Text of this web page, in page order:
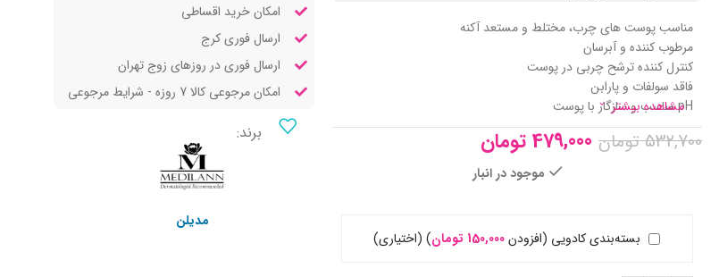
مناسب پوست های چرب، مختلط و مستعد آکنه
مرطوب کننده و آبرسان
کنترل کننده ترشح چربی در پوست
فاقد سولفات و پارابن
pH مناسب و سازگار با پوستمشاهده بیشتر
532,700 تومان 479,000 تومان
موجود در انبار
بسته‌بندی کادویی (افزودن150,000 تومان) (اختیاری)
امکان خرید اقساطی
ارسال فوری کرج
ارسال فوری در روزهای زوج تهران
امکان مرجوعی کالا 7 روزه - شرایط مرجوعی
برند:
مدیلن